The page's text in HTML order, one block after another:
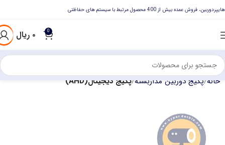
هایپردوربین، فروش عمده بیش از 400 محصول مرتبط با سیستم های حفاظتی
0 ۰ ریال
خانه پکیج دوربین مداربسته پکیج دیجیتال(AHD)